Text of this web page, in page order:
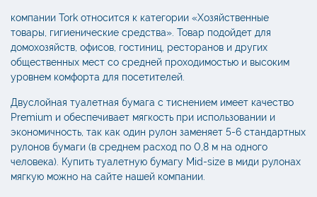
компании Tork относится к категории «Хозяйственные
товары, гигиенические средства». Товар подойдет для
домохозяйств, офисов, гостиниц, ресторанов и других
общественных мест со средней проходимостью и высоким
уровнем комфорта для посетителей.
Двуслойная туалетная бумага с тиснением имеет качество
Premium и обеспечивает мягкость при использовании и
экономичность, так как один рулон заменяет 5-6 стандартных
рулонов бумаги (в среднем расход по 0,8 м на одного
человека). Купить туалетную бумагу Mid-size в миди рулонах
мягкую можно на сайте нашей компании.